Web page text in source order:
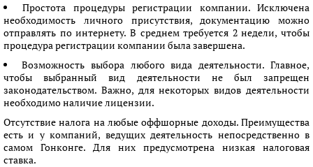
Простота процедуры регистрации компании. Исключена
необходимость личного присутствия, документацию можно
отправлять по интернету. В среднем требуется 2 недели, чтобы
процедура регистрации компании была завершена.
Возможность выбора любого вида деятельности. Главное,
чтобы выбранный вид деятельности не был запрещен
законодательством. Важно, для некоторых видов деятельности
необходимо наличие лицензии.
Отсутствие налога на любые оффшорные доходы. Преимущества
есть и у компаний, ведущих деятельность непосредственно в
самом Гонконге. Для них предусмотрена низкая налоговая
ставка.